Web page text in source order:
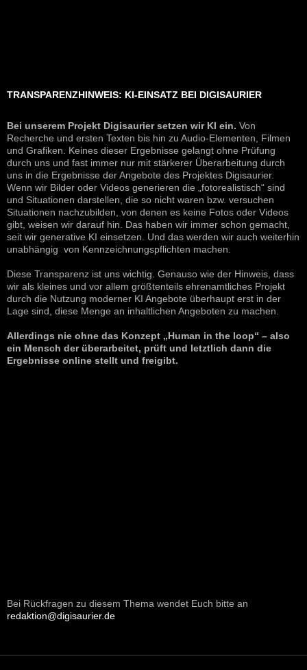
TRANSPARENZHINWEIS: KI-EINSATZ BEI DIGISAURIER
Bei unserem Projekt Digisaurier setzen wir KI ein. Von
Recherche und ersten Texten bis hin zu Audio-Elementen, Filmen
und Grafiken. Keines dieser Ergebnisse gelangt ohne Prüfung
durch uns und fast immer nur mit stärkerer Überarbeitung durch
uns in die Ergebnisse der Angebote des Projektes Digisaurier.
Wenn wir Bilder oder Videos generieren die „fotorealistisch“ sind
und Situationen darstellen, die so nicht waren bzw. versuchen
Situationen nachzubilden, von denen es keine Fotos oder Videos
gibt, weisen wir darauf hin. Das haben wir immer schon gemacht,
seit wir generative KI einsetzen. Und das werden wir auch weiterhin
unabhängig von Kennzeichnungspflichten machen.
Diese Transparenz ist uns wichtig. Genauso wie der Hinweis, dass
wir als kleines und vor allem größtenteils ehrenamtliches Projekt
durch die Nutzung moderner KI Angebote überhaupt erst in der
Lage sind, diese Menge an inhaltlichen Angeboten zu machen.
Allerdings nie ohne das Konzept „Human in the loop“ – also
ein Mensch der überarbeitet, prüft und letztlich dann die
Ergebnisse online stellt und freigibt.
Bei Rückfragen zu diesem Thema wendet Euch bitte an
redaktion@digisaurier.de